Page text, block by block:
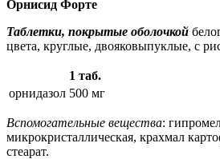
Орнисид Форте
Таблетки, покрытые оболочкой
цвета, круглые, двояковыпуклые, с
1 таб.
орнидазол 500 мг
Вспомогательные вещества:
микрокристаллическая, крахмал
стеарат.